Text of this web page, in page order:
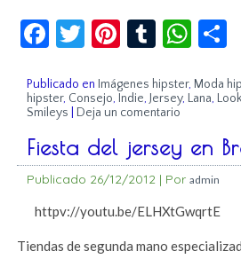
Facebook
Twitter
Pinterest
Tumblr
Publicado en Imágenes hipster, Moda
hipster, Consejo, Indie,Jersey, Lana,
Smileys
Deja un comentario
Fiesta del jersey en
Publicado 26/12/2012 | Por admin
httpv://youtu.be/ELHXtGwqrtE
Tiendas de segunda mano